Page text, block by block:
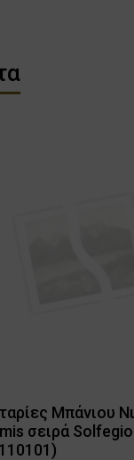
Μπάνιου
σειρά